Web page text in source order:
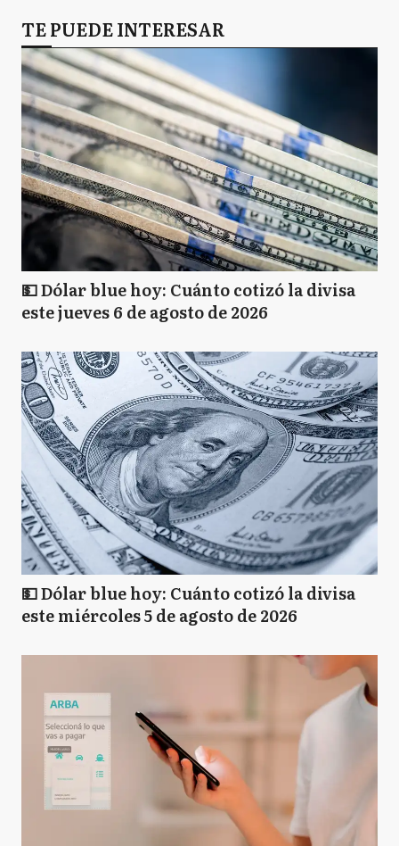
TE PUEDE INTERESAR
💵 Dólar blue hoy: Cuánto cotizó la divisa
este jueves 6 de agosto de 2026
💵 Dólar blue hoy: Cuánto cotizó la divisa
este miércoles 5 de agosto de 2026